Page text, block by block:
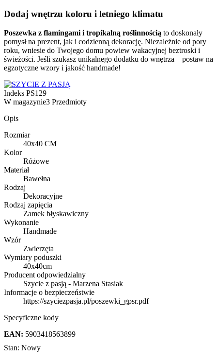
Dodaj wnętrzu koloru i letniego klimatu
Poszewka z flamingami i tropikalną roślinnością to doskonały
pomysł na prezent, jak i codzienną dekorację. Niezależnie od pory
roku, wniesie do Twojego domu powiew wakacyjnej beztroski i
świeżości. Jeśli szukasz unikalnego dodatku do wnętrza – postaw na
egzotyczne wzory i jakość handmade!
Indeks PS129
W magazynie3 Przedmioty
Opis
Rozmiar
40x40 CM
Kolor
Różowe
Materiał
Bawełna
Rodzaj
Dekoracyjne
Rodzaj zapięcia
Zamek błyskawiczny
Wykonanie
Handmade
Wzór
Zwierzęta
Wymiary poduszki
40x40cm
Producent odpowiedzialny
Szycie z pasją - Marzena Stasiak
Informacje o bezpieczeństwie
https://szyciezpasja.pl/poszewki_gpsr.pdf
Specyficzne kody
EAN: 5903418563899
Stan: Nowy